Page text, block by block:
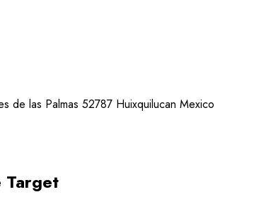
de las Palmas 52787 Huixquilucan Mexico